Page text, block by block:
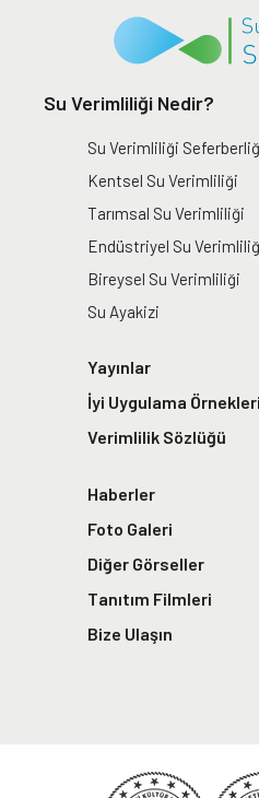
Su Verimliliği Nedir?
Su Verimliliği
Kentsel Su Verimliliği
Tarımsal Su Verimliliği
Endüstriyel Su
Bireysel Su Verimliliği
Su Ayakizi
Yayınlar
İyi Uygulama Örnekleri
Verimlilik Sözlüğü
Haberler
Foto Galeri
Diğer Görseller
Tanıtım Filmleri
Bize Ulaşın